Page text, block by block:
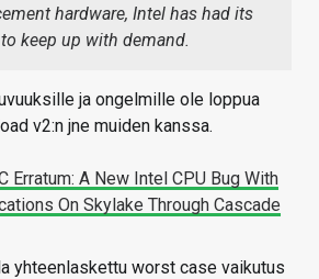
hardware, Intel has had its
keep up with demand.
ja ongelmille ole loppua
v2:n jne muiden kanssa.
Erratum: A New Intel CPU Bug With
On Skylake Through Cascade
yhteenlaskettu worst case vaikutus